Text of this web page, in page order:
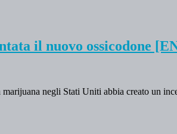
il nuovo ossicodone
negli Stati Uniti abbia creato un